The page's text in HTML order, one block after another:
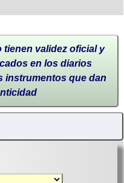
validez oficial y
en los diarios
instrumentos que dan